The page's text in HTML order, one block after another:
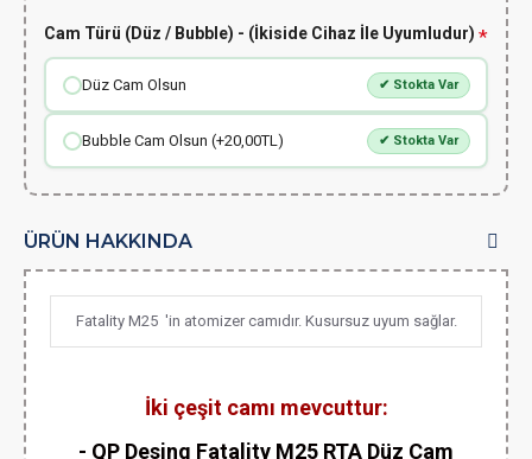
Cam Türü (Düz / Bubble) - (İkiside Cihaz İle Uyumludur)
Düz Cam Olsun ✔ Stokta Var
Bubble Cam Olsun (+20,00TL) ✔ Stokta Var
ÜRÜN HAKKINDA
Fatality M25 'in atomizer camıdır. Kusursuz uyum sağlar.
İki çeşit camı mevcuttur:
- QP Desing Fatality M25 RTA Düz Cam